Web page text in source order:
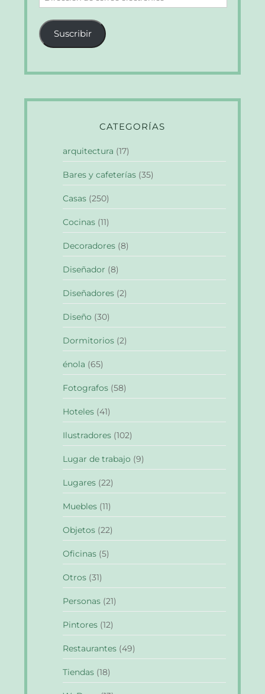
de
correo
electrónico
Suscribir
CATEGORÍAS
arquitectura (17)
Bares y cafeterías (35)
Casas (250)
Cocinas (11)
Decoradores (8)
Diseñador (8)
Diseñadores (2)
Diseño (30)
Dormitorios (2)
énola (65)
Fotografos (58)
Hoteles (41)
Ilustradores (102)
Lugar de trabajo (9)
Lugares (22)
Muebles (11)
Objetos (22)
Oficinas (5)
Otros (31)
Personas (21)
Pintores (12)
Restaurantes (49)
Tiendas (18)